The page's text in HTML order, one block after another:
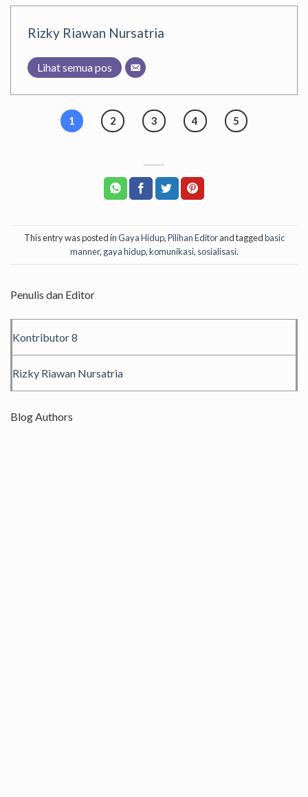
Rizky Riawan Nursatria
Lihat semua pos
1 2 3 4 5
This entry was posted inGaya Hidup,Pilihan Editorand taggedbasic
manner, gaya hidup,komunikasi, sosialisasi.
Penulis dan Editor
Kontributor 8
Rizky Riawan Nursatria
Blog Authors